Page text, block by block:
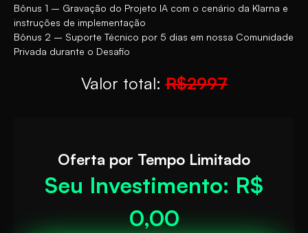
Bônus 1 – Gravação do Projeto IA com o cenário da Klarna e
instruções de implementação
Bônus 2 – Suporte Técnico por 5 dias em nossa Comunidade
Privada durante o Desafio
Valor total:R$2997
Oferta por Tempo Limitado
Seu Investimento: R$
0,00